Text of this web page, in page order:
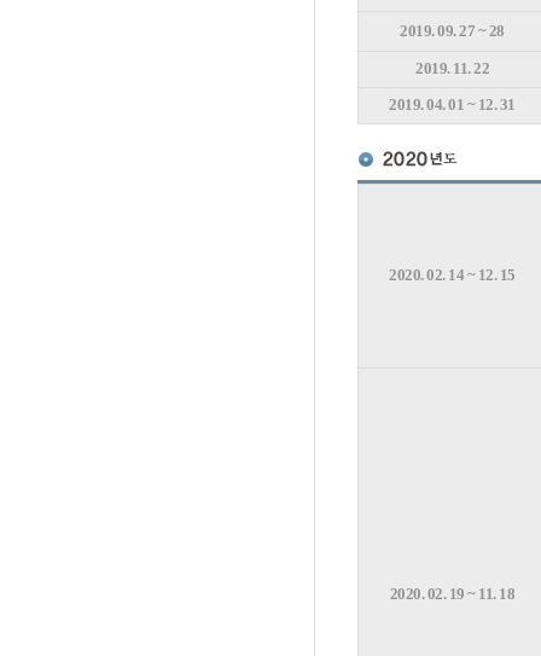
2019. 09. 27 ~ 28
2019. 11. 22
2019. 04. 01 ~ 12. 31
2020. 02. 14 ~ 12. 15
2020. 02. 19 ~ 11. 18